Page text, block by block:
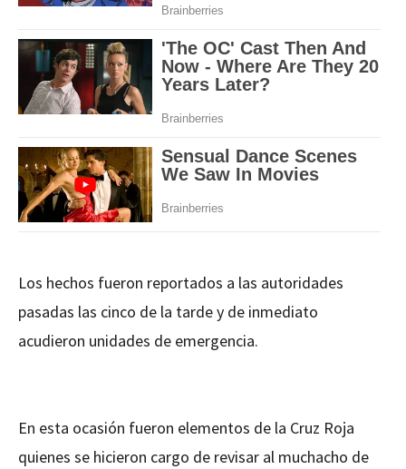
Los hechos fueron reportados a las autoridades
pasadas las cinco de la tarde y de inmediato
acudieron unidades de emergencia.
En esta ocasión fueron elementos de la Cruz Roja
quienes se hicieron cargo de revisar al muchacho de